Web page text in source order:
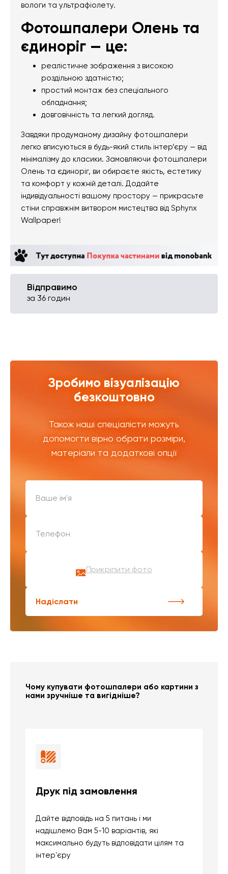
вологи та ультрафіолету.
Фотошпалери Олень та
єдиноріг — це:
реалістичне зображення з високою
роздільною здатністю;
простий монтаж без спеціального
обладнання;
довговічність та легкий догляд.
Завдяки продуманому дизайну фотошпалери
легко вписуються в будь-який стиль інтер’єру — від
мінімалізму до класики. Замовляючи фотошпалери
Олень та єдиноріг, ви обираєте якість, естетику
та комфорт у кожній деталі. Додайте
індивідуальності вашому простору — прикрасьте
стіни справжнім витвором мистецтва від Sphynx
Wallpaper!
Відправимо
за 36 годин
Зробимо візуалізацію
безкоштовно
Також наші спеціалісти можуть
допомогти вірно обрати розміри,
матеріали та додаткові опції
Прикріпити фото
Надіслати
Чому купувати фотошпалери або картини з
нами зручніше та вигідніше?
Друк під замовлення
Дайте відповідь на 5 питань і ми
надішлемо Вам 5-10 варіантів, які
максимально будуть відповідати цілям та
інтер'єру